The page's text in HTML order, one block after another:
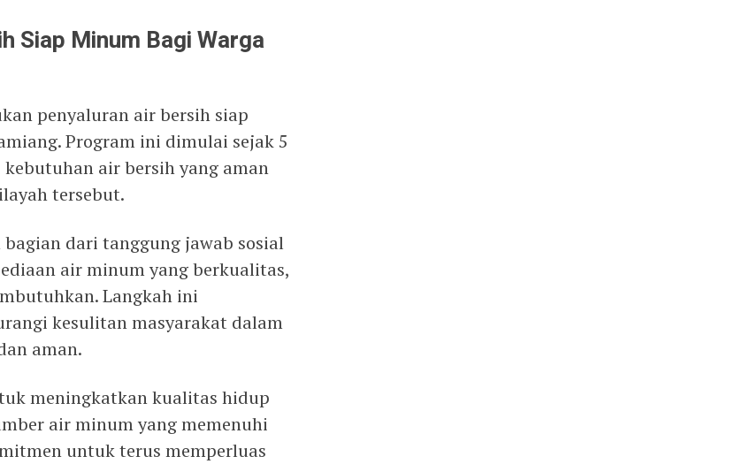
Siap Minum Bagi Warga
penyaluran air bersih siap
Program ini dimulai sejak 5
kebutuhan air bersih yang aman
tersebut.
dari tanggung jawab sosial
air minum yang berkualitas,
Langkah ini
kesulitan masyarakat dalam
aman.
meningkatkan kualitas hidup
air minum yang memenuhi
untuk terus memperluas